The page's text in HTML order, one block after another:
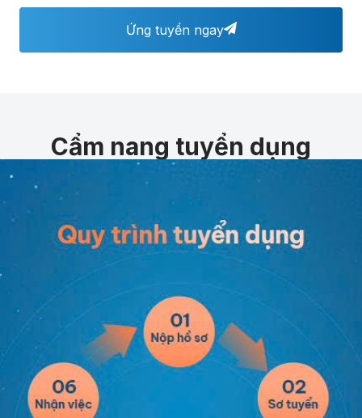
Ứng tuyển ngay
Cẩm nang tuyển dụng